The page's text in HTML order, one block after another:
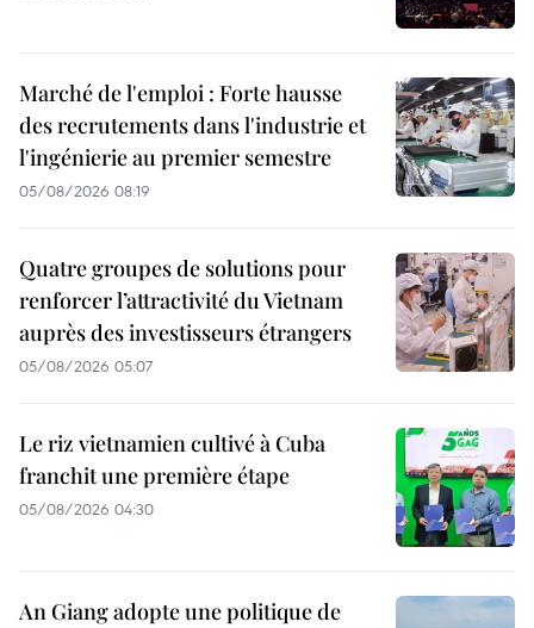
Marché de l'emploi : Forte hausse
des recrutements dans l'industrie et
l'ingénierie au premier semestre
05/08/2026 08:19
Quatre groupes de solutions pour
renforcer l’attractivité du Vietnam
auprès des investisseurs étrangers
05/08/2026 05:07
Le riz vietnamien cultivé à Cuba
franchit une première étape
05/08/2026 04:30
An Giang adopte une politique de